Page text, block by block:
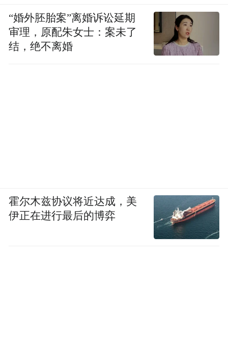
“婚外胚胎案”离婚诉讼延期
审理，原配朱女士：案未了
结，绝不离婚
霍尔木兹协议将近达成，美
伊正在进行最后的博弈